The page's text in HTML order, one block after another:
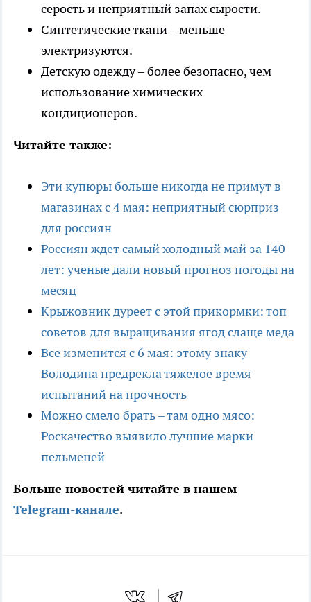
серость и неприятный запах сырости.
Синтетические ткани – меньше
электризуются.
Детскую одежду – более безопасно, чем
использование химических
кондиционеров.
Читайте также:
Эти купюры больше никогда не примут в
магазинах с 4 мая: неприятный сюрприз
для россиян
Россиян ждет самый холодный май за 140
лет: ученые дали новый прогноз погоды на
месяц
Крыжовник дуреет с этой прикормки: топ
советов для выращивания ягод слаще меда
Все изменится с 6 мая: этому знаку
Володина предрекла тяжелое время
испытаний на прочность
Можно смело брать – там одно мясо:
Роскачество выявило лучшие марки
пельменей
Больше новостей читайте в нашем
Telegram-канале.